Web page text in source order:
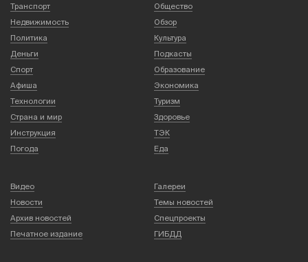
Транспорт
Общество
Недвижимость
Обзор
Политика
Культура
Деньги
Подкасты
Спорт
Образование
Афиша
Экономика
Технологии
Туризм
Страна и мир
Здоровье
Инструкция
ТЭК
Погода
Еда
Видео
Галереи
Новости
Темы новостей
Архив новостей
Спецпроекты
Печатное издание
ГИБДД